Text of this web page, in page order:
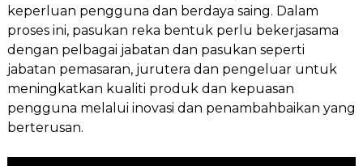
keperluan pengguna dan berdaya saing. Dalam
proses ini, pasukan reka bentuk perlu bekerjasama
dengan pelbagai jabatan dan pasukan seperti
jabatan pemasaran, jurutera dan pengeluar untuk
meningkatkan kualiti produk dan kepuasan
pengguna melalui inovasi dan penambahbaikan yang
berterusan.